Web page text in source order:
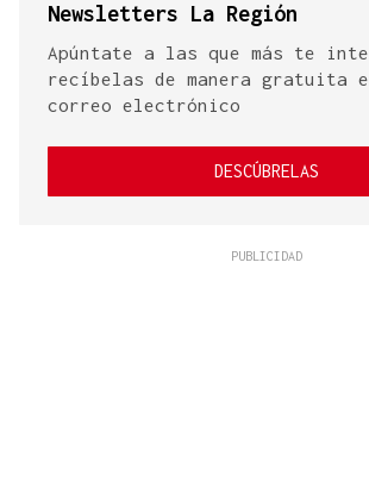
Newsletters La Región
Apúntate a las que más te
recíbelas de manera gratuita
correo electrónico
DESCÚBRELAS